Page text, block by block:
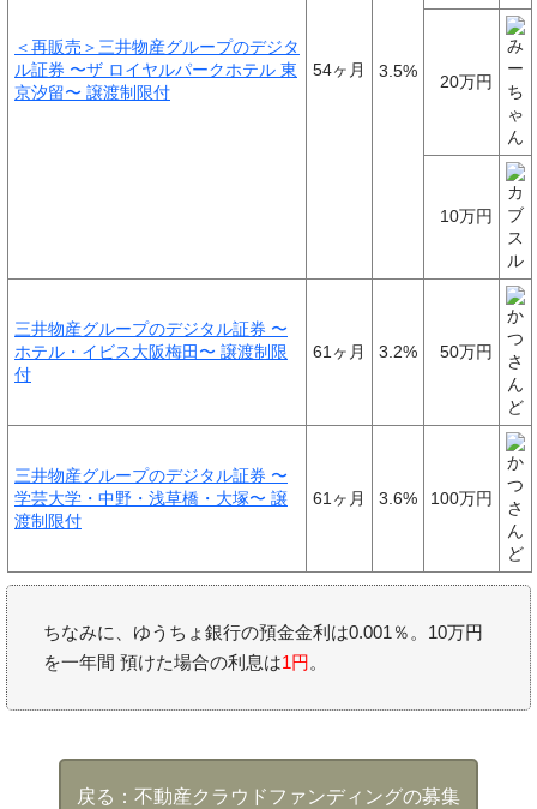
＜再販売＞三井物産グループのデジタ
ル証券 〜ザ ロイヤルパークホテル 東
京汐留〜 譲渡制限付
54ヶ月 3.5%
20万円
10万円
三井物産グループのデジタル証券 〜
ホテル・イビス大阪梅田〜 譲渡制限
付
61ヶ月 3.2% 50万円
三井物産グループのデジタル証券 〜
学芸大学・中野・浅草橋・大塚〜 譲
渡制限付
61ヶ月 3.6% 100万円
ちなみに、ゆうちょ銀行の預金金利は0.001％。10万円
を一年間 預けた場合の利息は1円。
不動産クラウドファンディングの募集